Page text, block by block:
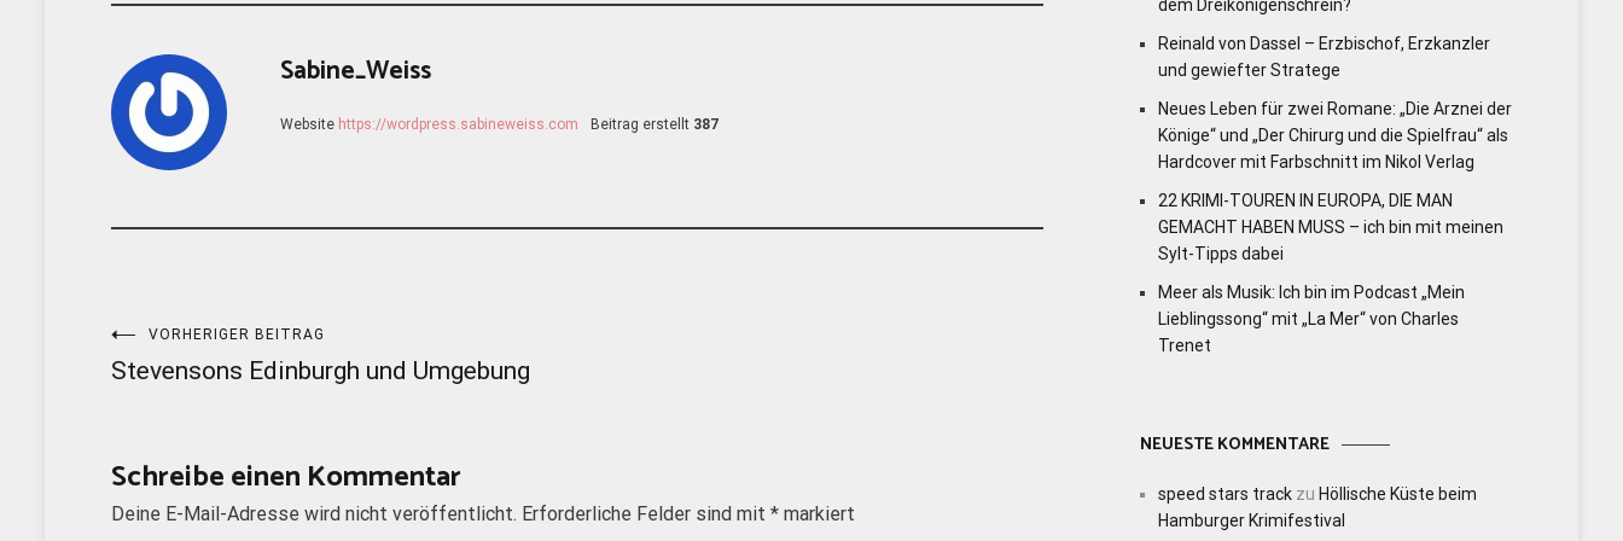
Sabine_Weiss
Website https://wordpress.sabineweiss.com Beitrag erstellt 387
Beitragsnavigation
VORHERIGER BEITRAG
Stevensons Edinburgh und Umgebung
Schreibe einen Kommentar
Deine E-Mail-Adresse wird nicht veröffentlicht. Erforderliche Felder sind mit * markiert
dem Dreikönigenschrein?
Reinald von Dassel – Erzbischof, Erzkanzler
und gewiefter Stratege
Neues Leben für zwei Romane: „Die Arznei der
Könige“ und „Der Chirurg und die Spielfrau“ als
Hardcover mit Farbschnitt im Nikol Verlag
22 KRIMI-TOUREN IN EUROPA, DIE MAN
GEMACHT HABEN MUSS – ich bin mit meinen
Sylt-Tipps dabei
Meer als Musik: Ich bin im Podcast „Mein
Lieblingssong“ mit „La Mer“ von Charles
Trenet
NEUESTE KOMMENTARE
speed stars track zu Höllische Küste beim
Hamburger Krimifestival